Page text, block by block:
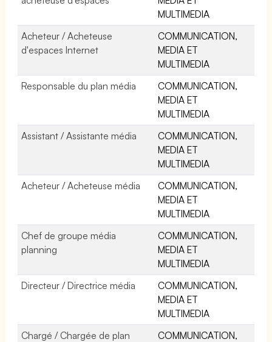
MULTIMEDIA
Acheteur / Acheteuse
d'espaces Internet
COMMUNICATION,
MEDIA ET
MULTIMEDIA
Responsable du plan média
COMMUNICATION,
MEDIA ET
MULTIMEDIA
Assistant / Assistante média
COMMUNICATION,
MEDIA ET
MULTIMEDIA
Acheteur / Acheteuse média
COMMUNICATION,
MEDIA ET
MULTIMEDIA
Chef de groupe média
planning
COMMUNICATION,
MEDIA ET
MULTIMEDIA
Directeur / Directrice média
COMMUNICATION,
MEDIA ET
MULTIMEDIA
Chargé / Chargée de plan
COMMUNICATION,